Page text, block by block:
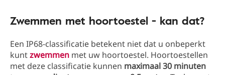
Zwemmen met hoortoestel - kan dat?
Een IP68-classificatie betekent niet dat u onbeperkt
kuntzwemmen met uw hoortoestel. Hoortoestellen
met deze classificatie kunnen maximaal 30 minuten